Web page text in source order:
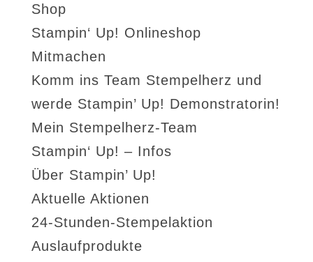
Shop
Stampin‘ Up! Onlineshop
Mitmachen
Komm ins Team Stempelherz und
werde Stampin’ Up! Demonstratorin!
Mein Stempelherz-Team
Stampin‘ Up! – Infos
Über Stampin’ Up!
Aktuelle Aktionen
24-Stunden-Stempelaktion
Auslaufprodukte